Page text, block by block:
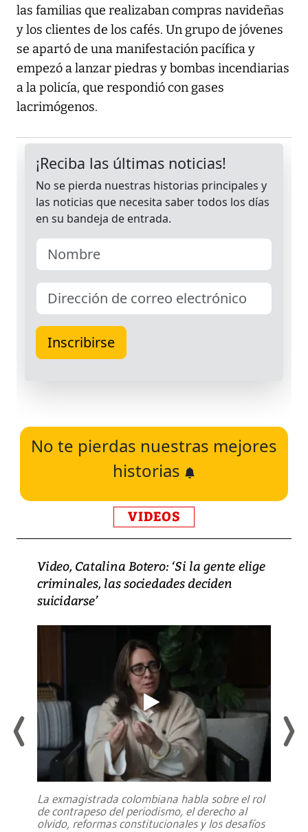
las familias que realizaban compras navideñas
y los clientes de los cafés. Un grupo de jóvenes
se apartó de una manifestación pacífica y
empezó a lanzar piedras y bombas incendiarias
a la policía, que respondió con gases
lacrimógenos.
No te pierdas nuestras mejores
historias
VIDEOS
Video, Catalina Botero: ‘Si la gente elige
criminales, las sociedades deciden
suicidarse’
La exmagistrada colombiana habla sobre el rol
de contrapeso del periodismo, el derecho al
olvido, reformas constitucionales y los desafíos